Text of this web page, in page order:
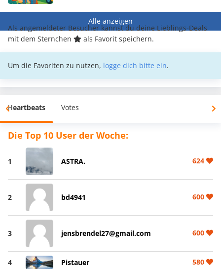
Alle anzeigen
Als angemeldeter Besucher kannst du deine Lieblings-Deals
mit dem Sternchen
als Favorit speichern.
Um die Favoriten zu nutzen, logge dich bitte ein.
Heartbeats Votes
Die Top 10 User der Woche:
1 ASTRA. 624
2 bd4941 600
3 jensbrendel27@gmail.com 600
4 Pistauer 580